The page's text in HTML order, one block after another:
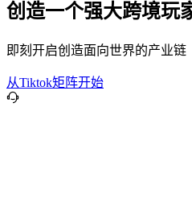
创造一个强大跨境玩
即刻开启创造面向世界的产业链
从Tiktok矩阵开始